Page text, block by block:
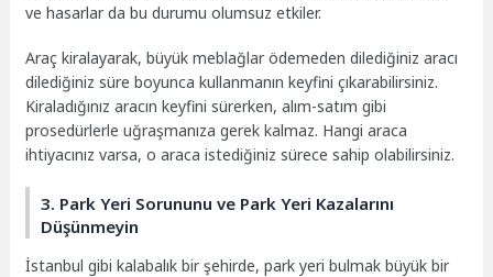
ve hasarlar da bu durumu olumsuz etkiler.
Araç kiralayarak, büyük meblağlar ödemeden dilediğiniz aracı
dilediğiniz süre boyunca kullanmanın keyfini çıkarabilirsiniz.
Kiraladığınız aracın keyfini sürerken, alım-satım gibi
prosedürlerle uğraşmanıza gerek kalmaz. Hangi araca
ihtiyacınız varsa, o araca istediğiniz sürece sahip olabilirsiniz.
3. Park Yeri Sorununu ve Park Yeri Kazalarını
Düşünmeyin
İstanbul gibi kalabalık bir şehirde, park yeri bulmak büyük bir